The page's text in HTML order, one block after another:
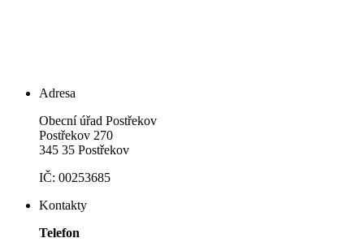
Adresa
Obecní úřad Postřekov
Postřekov 270
345 35 Postřekov
IČ: 00253685
Kontakty
Telefon